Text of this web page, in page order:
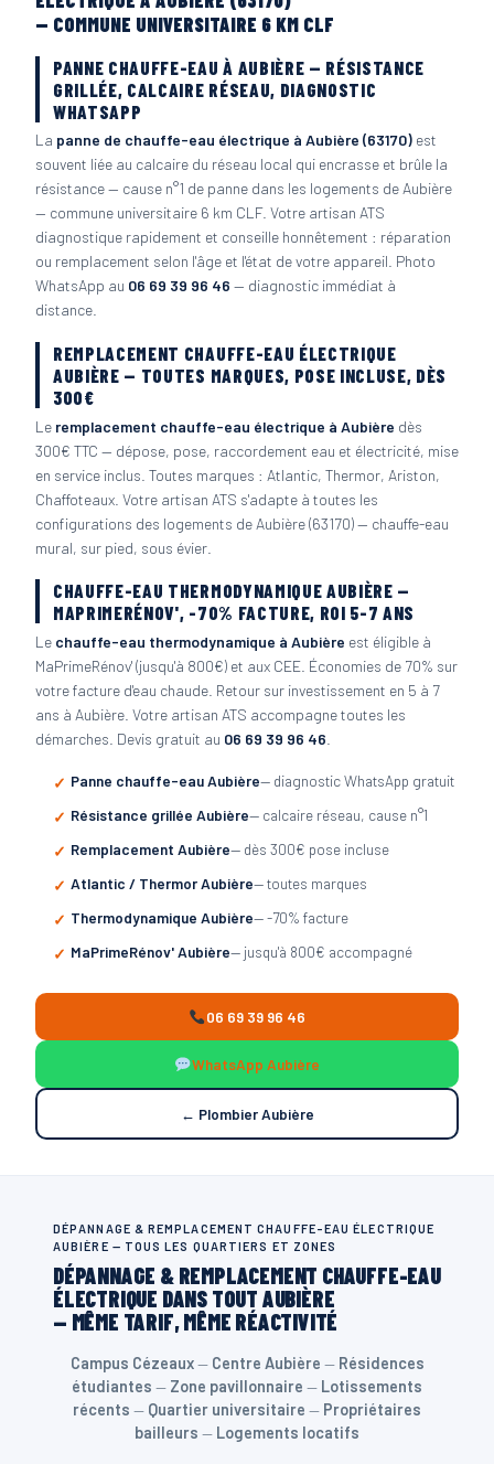
— COMMUNE UNIVERSITAIRE 6 KM CLF
PANNE CHAUFFE-EAU À AUBIÈRE — RÉSISTANCE
GRILLÉE, CALCAIRE RÉSEAU, DIAGNOSTIC
WHATSAPP
La panne de chauffe-eau électrique à Aubière (63170) est
souvent liée au calcaire du réseau local qui encrasse et brûle la
résistance — cause n°1 de panne dans les logements de Aubière
— commune universitaire 6 km CLF. Votre artisan ATS
diagnostique rapidement et conseille honnêtement : réparation
ou remplacement selon l'âge et l'état de votre appareil. Photo
WhatsApp au 06 69 39 96 46 — diagnostic immédiat à
distance.
REMPLACEMENT CHAUFFE-EAU ÉLECTRIQUE
AUBIÈRE — TOUTES MARQUES, POSE INCLUSE, DÈS
300€
Le remplacement chauffe-eau électrique à Aubière dès
300€ TTC — dépose, pose, raccordement eau et électricité, mise
en service inclus. Toutes marques : Atlantic, Thermor, Ariston,
Chaffoteaux. Votre artisan ATS s'adapte à toutes les
configurations des logements de Aubière (63170) — chauffe-eau
mural, sur pied, sous évier.
CHAUFFE-EAU THERMODYNAMIQUE AUBIÈRE —
MAPRIMERÉNOV', -70% FACTURE, ROI 5-7 ANS
Le chauffe-eau thermodynamique à Aubière est éligible à
MaPrimeRénov' (jusqu'à 800€) et aux CEE. Économies de 70% sur
votre facture d'eau chaude. Retour sur investissement en 5 à 7
ans à Aubière. Votre artisan ATS accompagne toutes les
démarches. Devis gratuit au 06 69 39 96 46
Panne chauffe-eau Aubière— diagnostic WhatsApp gratuit
Résistance grillée Aubière— calcaire réseau, cause n°1
Remplacement Aubière— dès 300€ pose incluse
Atlantic / Thermor Aubière— toutes marques
Thermodynamique Aubière— -70% facture
MaPrimeRénov' Aubière— jusqu'à 800€ accompagné
06 69 39 96 46
WhatsApp Aubière
← Plombier Aubière
DÉPANNAGE & REMPLACEMENT CHAUFFE-EAU ÉLECTRIQUE
AUBIÈRE — TOUS LES QUARTIERS ET ZONES
DÉPANNAGE & REMPLACEMENT CHAUFFE-EAU
ÉLECTRIQUE DANS TOUT AUBIÈRE
— MÊME TARIF, MÊME RÉACTIVITÉ
Campus Cézeaux— Centre Aubière — Résidences
étudiantes — Zone pavillonnaire — Lotissements
récents — Quartier universitaire — Propriétaires
bailleurs — Logements locatifs